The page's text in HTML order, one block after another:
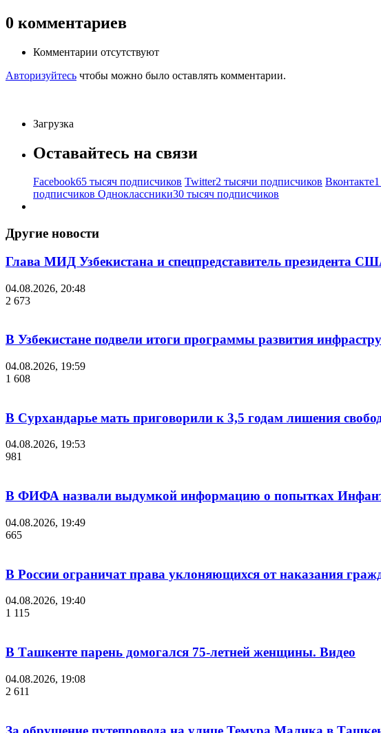
0 комментариев
Комментарии отсутствуют
Авторизуйтесь чтобы можно было оставлять комментарии.
Загрузка
Оставайтесь на связи
Facebook65 тысяч подписчиков Twitter2 тысячи подписчиков Вконтакте
подписчиков Одноклассники30 тысяч подписчиков
Другие новости
Глава МИД Узбекистана и спецпредставитель президента
04.08.2026, 20:48
2 673
В Узбекистане подвели итоги программы развития
04.08.2026, 19:59
1 608
В Сурхандарье мать приговорили к 3,5 годам лишения
04.08.2026, 19:53
981
В ФИФА назвали выдумкой информацию о попытках
04.08.2026, 19:49
665
В России ограничат права уклоняющихся от наказания
04.08.2026, 19:40
1 115
В Ташкенте парень домогался 75-летней женщины. Видео
04.08.2026, 19:08
2 611